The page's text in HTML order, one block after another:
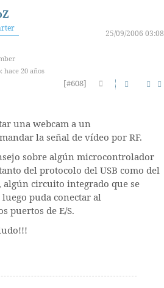
25/09/2006 03:08
hace 20 años
[#608]
una webcam a un
la señal de vídeo por RF.
sobre algún microcontrolador
del protocolo del USB como del
algún circuito integrado que se
luego puda conectar al
puertos de E/S.